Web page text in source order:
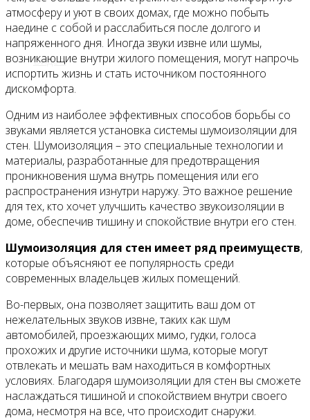
Видео
атмосферу и уют в своих домах, где можно побыть
наедине с собой и расслабиться после долгого и
напряженного дня. Иногда звуки извне или шумы,
возникающие внутри жилого помещения, могут напрочь
испортить жизнь и стать источником постоянного
дискомфорта.
Одним из наиболее эффективных способов борьбы со
звуками является установка системы шумоизоляции для
стен. Шумоизоляция – это специальные технологии и
материалы, разработанные для предотвращения
проникновения шума внутрь помещения или его
распространения изнутри наружу. Это важное решение
для тех, кто хочет улучшить качество звукоизоляции в
доме, обеспечив тишину и спокойствие внутри его стен.
Шумоизоляция для стен имеет ряд преимуществ,
которые объясняют ее популярность среди
современных владельцев жилых помещений.
Во-первых, она позволяет защитить ваш дом от
нежелательных звуков извне, таких как шум
автомобилей, проезжающих мимо, гудки, голоса
прохожих и другие источники шума, которые могут
отвлекать и мешать вам находиться в комфортных
условиях. Благодаря шумоизоляции для стен вы сможете
наслаждаться тишиной и спокойствием внутри своего
дома, несмотря на все, что происходит снаружи.